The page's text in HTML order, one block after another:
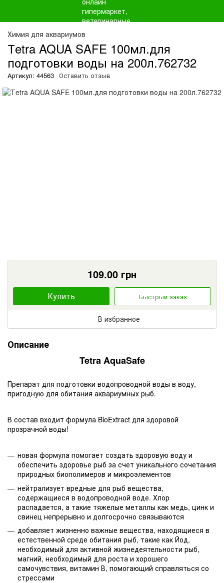
Химия для аквариумов
Тetra AQUA SAFE 100мл.для
подготовки воды на 200л.762732
Артикул: 44563 Оставить отзыв
109.00 грн
Купить Быстрый заказ
В избранное
Описание
Tetra AquaSafe
Препарат для подготовки водопроводной воды в воду,
пригодную для обитания аквариумных рыб.
В состав входит формула BioExtract для здоровой
прозрачной воды!
новая формула помогает создать здоровую воду и
обеспечить здоровье рыб за счет уникального сочетания
природных биополимеров и микроэлементов
нейтрализует вредные для рыб вещества,
содержащиеся в водопроводной воде. Хлор
распадается, а такие тяжелые металлы как медь, цинк и
свинец непрерывно и долгосрочно связываются
добавляет жизненно важные вещества, находящиеся в
естественной среде обитания рыб, такие как Йод,
необходимый для активной жизнедеятельности рыб,
магний, необходимый для роста и хорошего
самочувствия, витамин В, помогающий справляться со
стрессами